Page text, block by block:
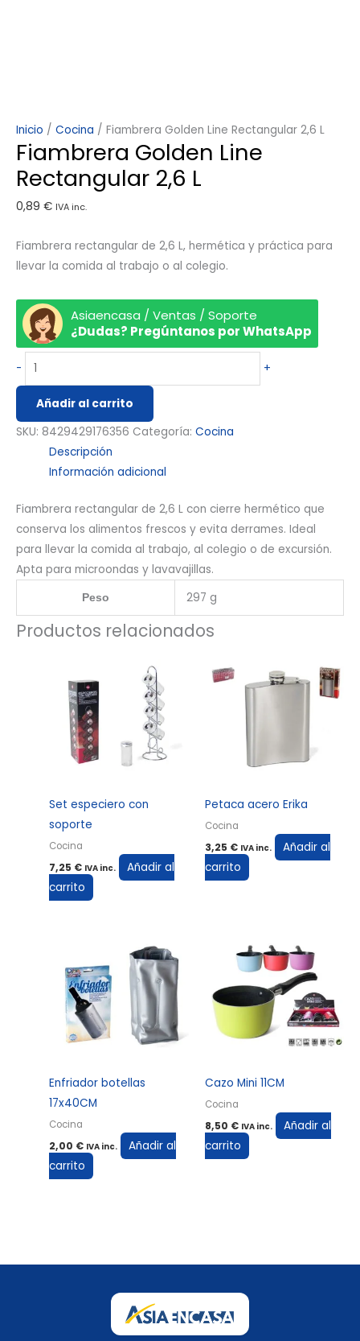
Inicio / Cocina / Fiambrera Golden Line Rectangular 2,6 L
Fiambrera Golden Line
Rectangular 2,6 L
0,89 € IVA inc.
Fiambrera rectangular de 2,6 L, hermética y práctica para
llevar la comida al trabajo o al colegio.
Asiaencasa / Ventas / Soporte
¿Dudas? Pregúntanos por WhatsApp
- +
Añadir al carrito
SKU: 8429429176356 Categoría: Cocina
Descripción
Información adicional
Fiambrera rectangular de 2,6 L con cierre hermético que
conserva los alimentos frescos y evita derrames. Ideal
para llevar la comida al trabajo, al colegio o de excursión.
Apta para microondas y lavavajillas.
Peso 297 g
Productos relacionados
Set especiero con
soporte
Cocina
7,25 € IVA inc.
Añadir al
carrito
Petaca acero Erika
Cocina
3,25 € IVA inc.
Añadir al
carrito
Enfriador botellas
17x40CM
Cocina
2,00 € IVA inc.
Añadir al
carrito
Cazo Mini 11CM
Cocina
8,50 € IVA inc.
Añadir al
carrito